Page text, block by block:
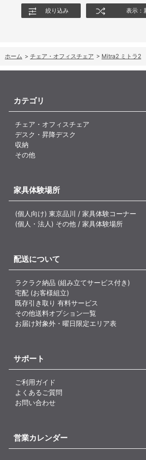
絞り込み 表示：
ホーム > チェア・オフィスチェア > Mitra2 ミトラ2
カテゴリ
チェア・オフィスチェア
デスク・昇降デスク
収納
その他
家具体験場所
(個人向け) 東京品川 / 家具体験コーナー
(個人・法人) その他 / 家具体験場所
配送について
ラクラク納品 (組み立てサービス付き)
宅配 (お客様組立)
既存引き取り 有料サービス
その他送料オプション一覧
お届け対象外・曜日限定エリア表
サポート
ご利用ガイド
よくあるご質問
お問い合わせ
営業カレンダー